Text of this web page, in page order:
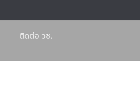
ติดต่อ วช.